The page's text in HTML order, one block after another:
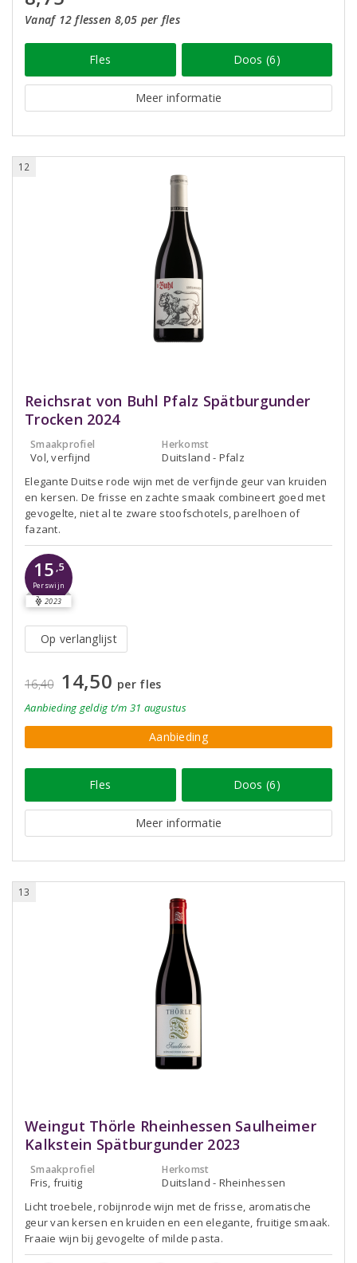
Vanaf 12 flessen 8,05 per fles
Fles Doos (6)
Meer informatie
12
Reichsrat von Buhl Pfalz Spätburgunder
Trocken 2024
Smaakprofiel
Vol, verfijnd
Herkomst
Duitsland - Pfalz
Elegante Duitse rode wijn met de verfijnde geur van kruiden
en kersen. De frisse en zachte smaak combineert goed met
gevogelte, niet al te zware stoofschotels, parelhoen of
fazant.
15 ,5
Perswijn
2023
Op verlanglijst
16,40 14,50 per fles
Aanbieding geldig t/m 31 augustus
Aanbieding
Fles Doos (6)
Meer informatie
13
Weingut Thörle Rheinhessen Saulheimer
Kalkstein Spätburgunder 2023
Smaakprofiel
Fris, fruitig
Herkomst
Duitsland - Rheinhessen
Licht troebele, robijnrode wijn met de frisse, aromatische
geur van kersen en kruiden en een elegante, fruitige smaak.
Fraaie wijn bij gevogelte of milde pasta.